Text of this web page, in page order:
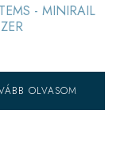
- MINIRAIL
OLVASOM